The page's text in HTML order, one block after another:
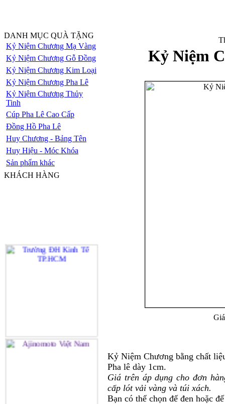
DANH MỤC QUÀ TẶNG
Kỷ Niệm Chương Mạ Vàng
Kỷ Niệm Chương Gỗ Đồng
Kỷ Niệm Chương Kim Loại
Kỷ Niệm Chương Pha Lê
Kỷ Niệm Chương Thủy
Tinh
Cúp Pha Lê Cao Cấp
Đồng Hồ Pha Lê
Huy Chương - Bảng Tên
Huy Hiệu - Móc Khóa
Sản phẩm khác
KHÁCH HÀNG
Kỷ Niệm
Kỷ Niệm Chương bằng chất
Pha lê dày 1cm.
Giá trên áp dụng cho đơn
cấp lót vải vàng và túi xách.
Bạn có thể chọn đế đen hoặc